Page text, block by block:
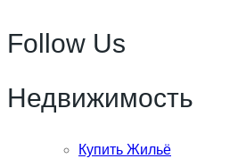
Follow Us
Недвижимость
Купить Жильё